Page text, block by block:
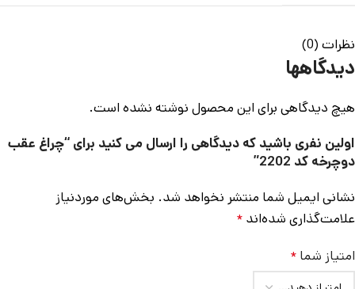
نظرات (0)
دیدگاهها
هیچ دیدگاهی برای این محصول نوشته نشده است.
اولین نفری باشید که دیدگاهی را ارسال می کنید برای “چراغ عقب
دوچرخه کد 2202”
نشانی ایمیل شما منتشر نخواهد شد. بخش‌های موردنیاز
علامت‌گذاری شده‌اند *
امتیاز شما *